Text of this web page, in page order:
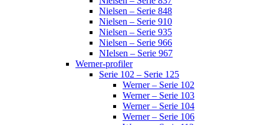
Nielsen – Serie 848
Nielsen – Serie 910
Nielsen – Serie 935
Nielsen – Serie 966
NIelsen – Serie 967
Werner-profiler
Serie 102 – Serie 125
Werner – Serie 102
Werner – Serie 103
Werner – Serie 104
Werner – Serie 106